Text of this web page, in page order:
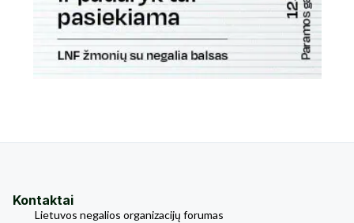
Kontaktai
Lietuvos negalios organizacijų forumas